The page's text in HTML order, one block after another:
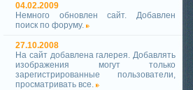
04.02.2009
Немного обновлен сайт. Добавлен
поиск по форуму.
27.10.2008
На сайт добавлена галерея. Добавлять
изображения могут только
зарегистрированные пользователи,
просматривать все.